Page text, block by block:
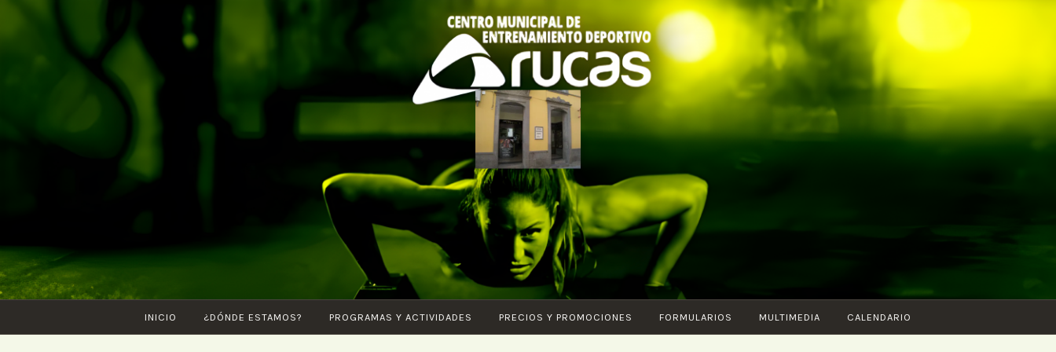
contenido
CENTRO DE
ENTRENAMIENTO
DEPORTIVO
ARUCAS
Piscina –
Fitness –
Entrenamiento
funcional –
Karate – Pilates
INICIO ¿DÓNDE ESTAMOS? PROGRAMAS Y ACTIVIDADES PRECIOS Y PROMOCIONES FORMULARIOS MULTIMEDIA CALENDARIO